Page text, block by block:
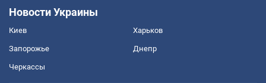
Новости Украины
Киев Харьков
Запорожье Днепр
Черкассы